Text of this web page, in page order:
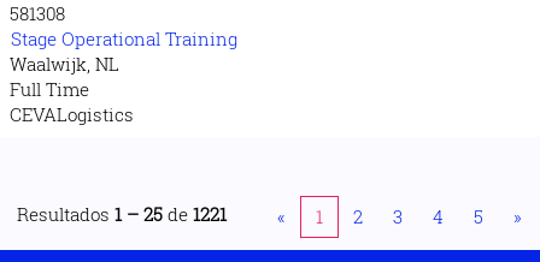
581308
Stage Operational Training
Waalwijk, NL
Full Time
CEVALogistics
Resultados 1 – 25 de 1221 « 1 2 3 4 5 »